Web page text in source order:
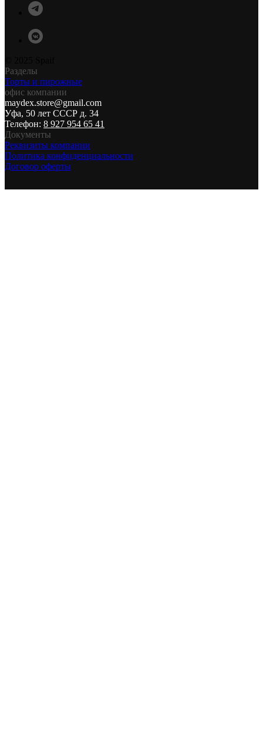
Разделы
Торты и пирожные
офис компании
maydex.store@gmail.com
Уфа, 50 лет СССР д. 34
Телефон: 8 927 954 65 41
Документы
Реквизиты компании
Политика конфиденциальности
Договор оферты